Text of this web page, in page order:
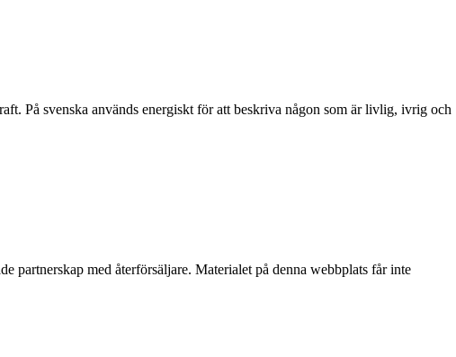
På svenska används energiskt för att beskriva någon som är livlig, ivrig och
partnerskap med återförsäljare. Materialet på denna webbplats får inte